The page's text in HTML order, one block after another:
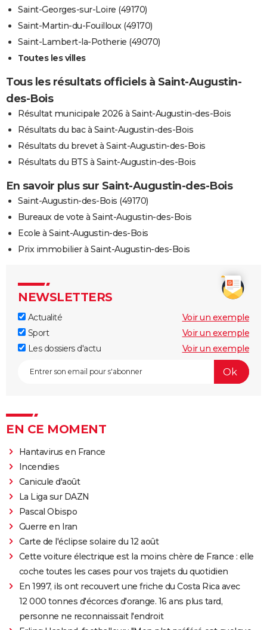
Saint-Georges-sur-Loire (49170)
Saint-Martin-du-Fouilloux (49170)
Saint-Lambert-la-Potherie (49070)
Toutes les villes
Tous les résultats officiels à Saint-Augustin-
des-Bois
Résultat municipale 2026 à Saint-Augustin-des-Bois
Résultats du bac à Saint-Augustin-des-Bois
Résultats du brevet à Saint-Augustin-des-Bois
Résultats du BTS à Saint-Augustin-des-Bois
En savoir plus sur Saint-Augustin-des-Bois
Saint-Augustin-des-Bois (49170)
Bureaux de vote à Saint-Augustin-des-Bois
Ecole à Saint-Augustin-des-Bois
Prix immobilier à Saint-Augustin-des-Bois
NEWSLETTERS
Actualité
Voir un exemple
Sport
Voir un exemple
Les dossiers d'actu
Voir un exemple
EN CE MOMENT
Hantavirus en France
Incendies
Canicule d'août
La Liga sur DAZN
Pascal Obispo
Guerre en Iran
Carte de l'éclipse solaire du 12 août
Cette voiture électrique est la moins chère de France : elle
coche toutes les cases pour vos trajets du quotidien
En 1997, ils ont recouvert une friche du Costa Rica avec
12 000 tonnes d'écorces d'orange. 16 ans plus tard,
personne ne reconnaissait l'endroit